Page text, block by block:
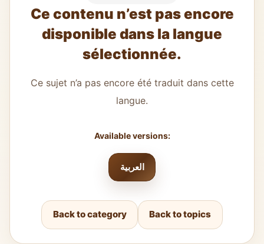
Ce contenu n’est pas encore
disponible dans la langue
sélectionnée.
Ce sujet n’a pas encore été traduit dans cette
langue.
Available versions:
العربية
Back to category Back to topics